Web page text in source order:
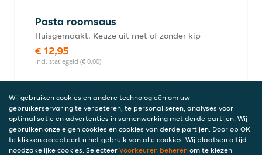
Pasta roomsaus
Huisgemaakt. Keuze uit met of zonder kip
€ 12,95
incl. statiegeld (€ 0,00)
Pasta pesto
Huisgemaakt. Keuze uit met of zonder kip
€ 12,95
incl. statiegeld (€ 0,00)
Wij gebruiken cookies en andere technologieën om uw
gebruikerservaring te verbeteren, te personaliseren, analyses voor
optimalisatie en advertenties in samenwerking met derde partijen. Wij
gebruiken onze eigen cookies en cookies van derde partijen. Door op OK
te klikken accepteert u het gebruik van alle cookies. Wij plaatsen altijd
noodzakelijke cookies. Selecteer Voorkeuren beheren om te kiezen